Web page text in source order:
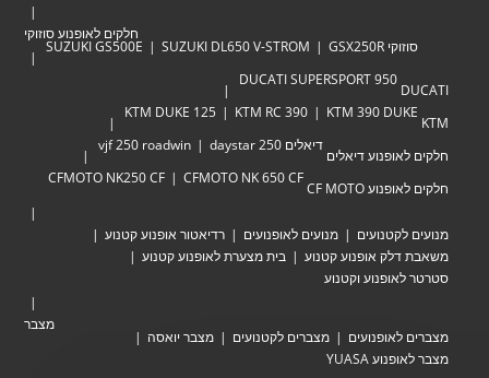
חלקים לאופנוע סוזוקי
סוזוקי GSX250R SUZUKI DL650 V-STROM
SUZUKI GS500E
DUCATI
DUCATI SUPERSPORT 950
KTM
KTM 390 DUKE
KTM RC 390
KTM DUKE 125
חלקים לאופנוע דיאלים
דיאלים 250 daystar vjf 250 roadwin
חלקים לאופנוע CF MOTO
CFMOTO NK 650 CF
CFMOTO NK250 CF
מנועים לקטנועים מנועים לאופנועים
רדיאטור אופנוע קטנוע
משאבת דלק אופנוע קטנוע
בית מצערת לאופנוע קטנוע
סטרטר לאופנוע וקטנוע
מצבר
מצברים לאופנועים מצברים לקטנועים
מצבר יואסה
מצבר לאופנוע YUASA